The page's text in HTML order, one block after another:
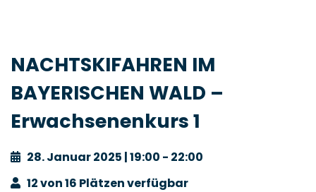
NACHTSKIFAHREN IM
BAYERISCHEN WALD –
Erwachsenenkurs 1
28. Januar 2025 | 19:00 - 22:00
12 von 16 Plätzen verfügbar